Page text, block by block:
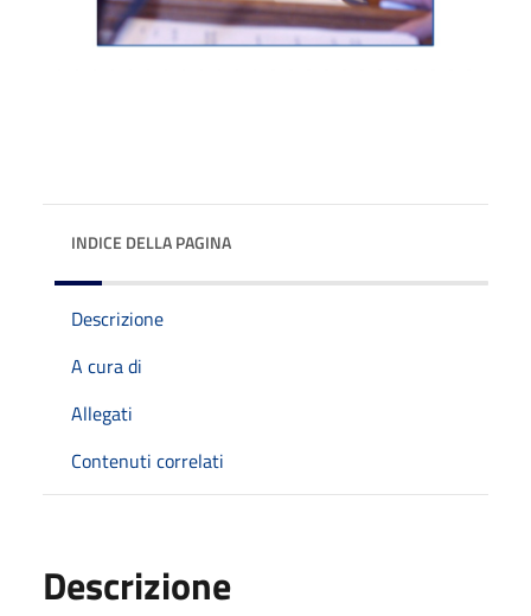
INDICE DELLA PAGINA
Descrizione
A cura di
Allegati
Contenuti correlati
Descrizione